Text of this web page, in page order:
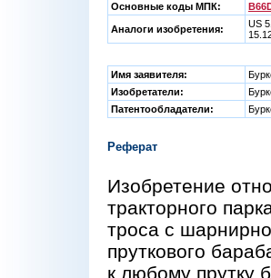
Основные коды МПК:
Аналоги изобретения:
US
Имя заявителя:
Изобретатели:
Патентообладатели:
Реферат
Изобретение
тракторного
троса с
пруткового
к любому прутку